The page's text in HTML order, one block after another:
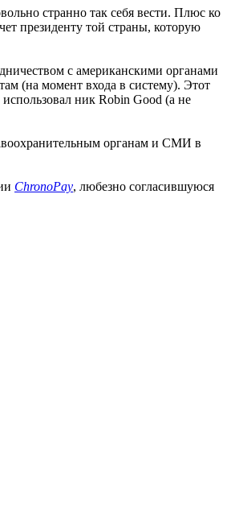
странно так себя вести. Плюс ко
президенту той страны, которую
с американскими органами
(на момент входа в систему). Этот
ник Robin Good (а не
органам и СМИ в
ChronoPay, любезно согласившуюся